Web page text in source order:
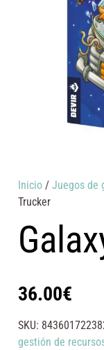
Inicio /Juegos de
Trucker
36.00€
SKU:
gestión de